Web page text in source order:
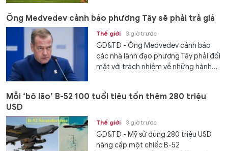
Ông Medvedev cảnh báo phương Tây sẽ phải trả giá
Thế giới 3 giờ trước
GD&TĐ - Ông Medvedev cảnh báo
các nhà lãnh đạo phương Tây phải đối
mặt với trách nhiệm về những hành...
Mỗi ‘bô lão’ B-52 100 tuổi tiêu tốn thêm 280 triệu
USD
Thế giới 3 giờ trước
GD&TĐ - Mỹ sử dụng 280 triệu USD
nâng cấp một chiếc B-52